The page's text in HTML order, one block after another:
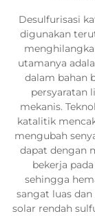
Desulfurisasi
digunakan
utamanya
dalam bahan
persyaratan
mekanis.
katalitik
mengubah
dapat dengan
bekerja
sehingga
sangat luas
solar rendah